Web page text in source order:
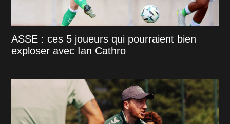
ASSE : ces 5 joueurs qui pourraient bien
exploser avec Ian Cathro